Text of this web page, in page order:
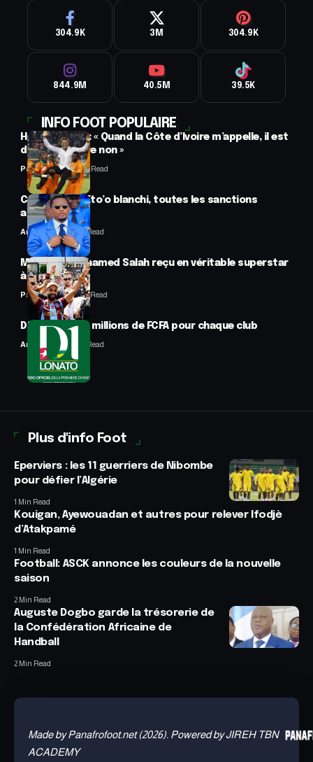
304.9K 3M 304.9K
844.9M 40.5M 39.5K
INFO FOOT POPULAIRE
Hervé Renard : « Quand la Côte d’Ivoire m’appelle, il est
difficile de dire non »
Panafrofoot2 Min Read
CAF : Samuel Eto’o blanchi, toutes les sanctions
annulées
Anselme AVI2 Min Read
Mercato : Mohamed Salah reçu en véritable superstar
à Trabzon
Panafrofoot1 Min Read
D1 Lonato : 70 millions de FCFA pour chaque club
Anselme AVI 2 Min Read
Plus d'info Foot
Eperviers : les 11 guerriers de Nibombe
pour défier l’Algérie
1 Min Read
Kouigan, Ayewouadan et autres pour relever Ifodjè
d’Atakpamé
1 Min Read
Football: ASCK annonce les couleurs de la nouvelle
saison
2 Min Read
Auguste Dogbo garde la trésorerie de
la Confédération Africaine de
Handball
2 Min Read
Made by Panafrofoot.net (2026). Powered by JIREH TBN
ACADEMY